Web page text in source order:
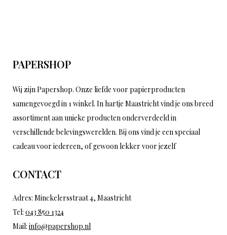
PAPERSHOP
Wij zijn Papershop. Onze liefde voor papierproducten
samengevoegd in 1 winkel. In hartje Maastricht vind je ons breed
assortiment aan unieke producten onderverdeeld in
verschillende belevingswerelden. Bij ons vind je een speciaal
cadeau voor iedereen, of gewoon lekker voor jezelf
CONTACT
Adres: Minckelersstraat 4, Maastricht
Tel: 043 850 1324
Mail: info@papershop.nl